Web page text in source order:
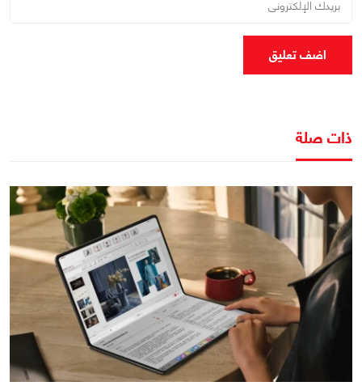
اضف تعليق
ذات صلة